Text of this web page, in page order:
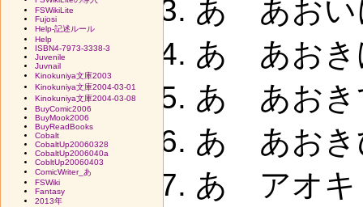
あ あおい
あ あおき
あ あおき
あ あおき
あ アオキ
FSWikiLite
Fujosi
Help-記述ルール
Help
ISBN4-7973-3338-3
Juvenile
Juvnail
Kinokuniya文庫2003
Kinokuniya文庫2004-03-01
Kinokuniya文庫2004-03-08
BuyComic2006
BuyMook2006
BuyReadBooks
Cobalt
CobaltUp20060328
CobaltUp2006040a
CobltUp20060403
ComicWriter_あ
FSWiki
Fantasy
2013年